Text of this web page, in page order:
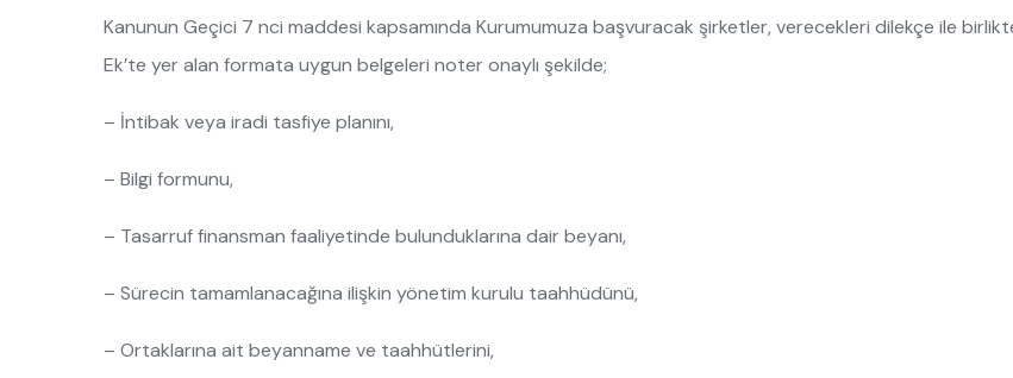
Kanunun Geçici 7 nci maddesi kapsamında Kurumumuza başvuracak şirketler, verecekleri dilekçe ile
Ek’te yer alan formata uygun belgeleri noter onaylı şekilde;
– İntibak veya iradi tasfiye planını,
– Bilgi formunu,
– Tasarruf finansman faaliyetinde bulunduklarına dair beyanı,
– Sürecin tamamlanacağına ilişkin yönetim kurulu taahhüdünü,
– Ortaklarına ait beyanname ve taahhütlerini,